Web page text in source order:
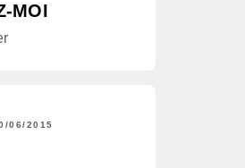
MOI
06/2015